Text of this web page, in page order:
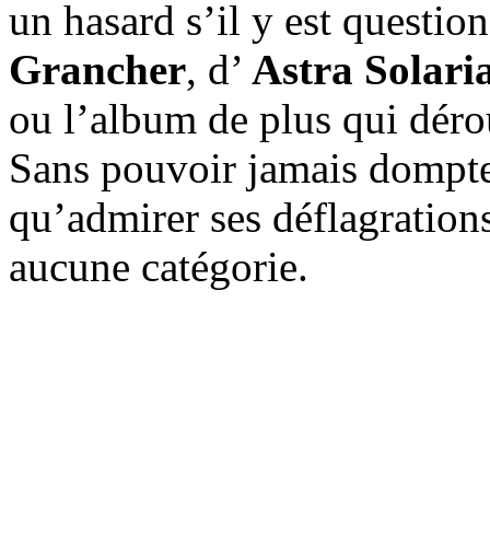
un hasard s’il y est
Grancher, d’ Astra
ou l’album de plus qui
Sans pouvoir jamais
qu’admirer ses
aucune catégorie.